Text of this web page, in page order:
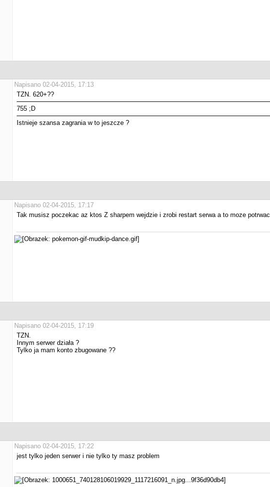
Napisano 02-04-2015, 17:13
TZN. 620+??
755 ;D
Istnieje szansa zagrania w to jeszcze ?
Napisano 02-04-2015, 17:17
Tak musisz poczekac az ktos Z sharpem wejdzie i zrobi restart serwa a to moze potrwac
Napisano 02-04-2015, 17:19
TZN.
Innym serwer działa ?
Tylko ja mam konto zbugowane ??
Napisano 02-04-2015, 17:22
jest tylko jeden serwer i nie tylko ty masz problem